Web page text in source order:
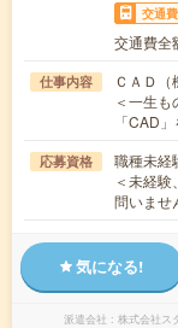
交通費
交通費全
仕事内容
ＣＡＤ（
＜一生
「CAD
応募資格
職種未経
＜未経
問いま
気になる!
派遣会社 株式会社ス